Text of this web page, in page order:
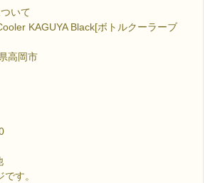
いて
KAGUYA Black[ボトルクーラーブ
高岡市
す。